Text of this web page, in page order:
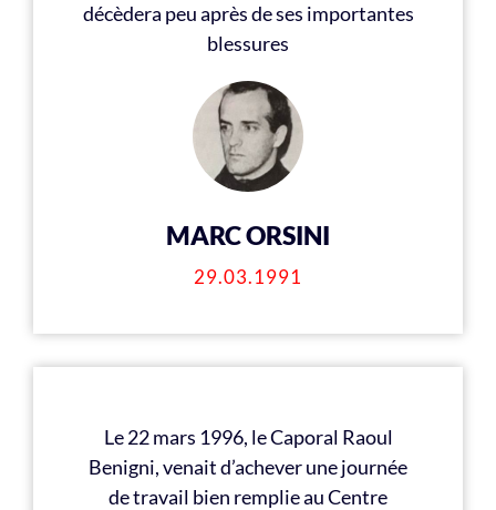
décèdera peu après de ses importantes
blessures
MARC ORSINI
29.03.1991
Le 22 mars 1996, le Caporal Raoul
Benigni, venait d’achever une journée
de travail bien remplie au Centre